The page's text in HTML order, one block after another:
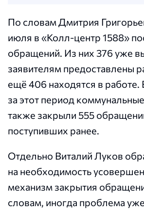
По словам Дмитрия
июля в «Колл-центр 1588»
обращений. Из них 376 уже
заявителям предоставлены
ещё 406 находятся в работе.
за этот период
также закрыли 555
поступивших ранее.
Отдельно Виталий Луков
на необходимость
механизм закрытия
словам, иногда проблема